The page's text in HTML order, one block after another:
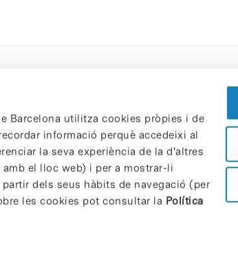
Barcelona utilitza cookies pròpies i de
informació perquè accedeixi al
la seva experiència de la d'altres
el lloc web) i per a mostrar-li
dels seus hàbits de navegació (per
les cookies pot consultar la Política